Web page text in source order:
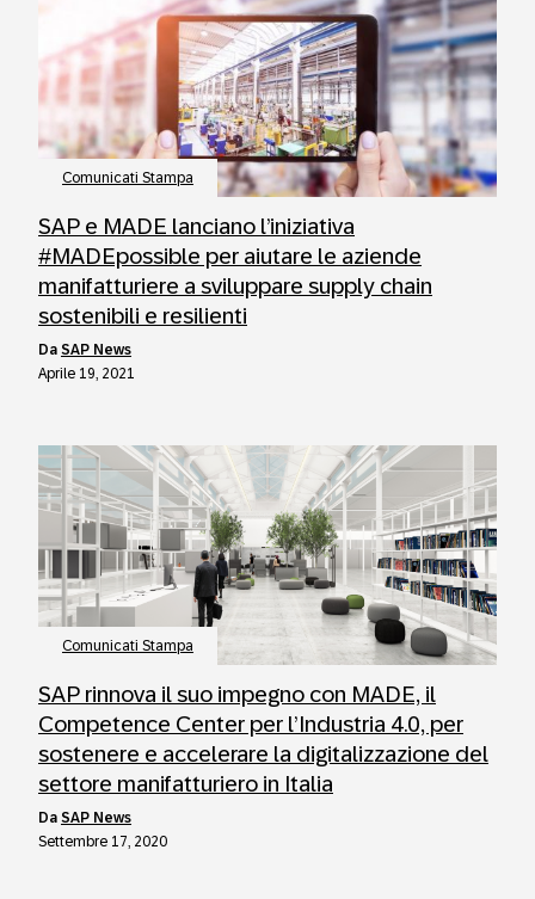
Comunicati Stampa
SAP e MADE lanciano l’iniziativa
#MADEpossible per aiutare le aziende
manifatturiere a sviluppare supply chain
sostenibili e resilienti
da SAP News
Aprile 19, 2021
Comunicati Stampa
SAP rinnova il suo impegno con MADE, il
Competence Center per l’Industria 4.0, per
sostenere e accelerare la digitalizzazione del
settore manifatturiero in Italia
da SAP News
Settembre 17, 2020